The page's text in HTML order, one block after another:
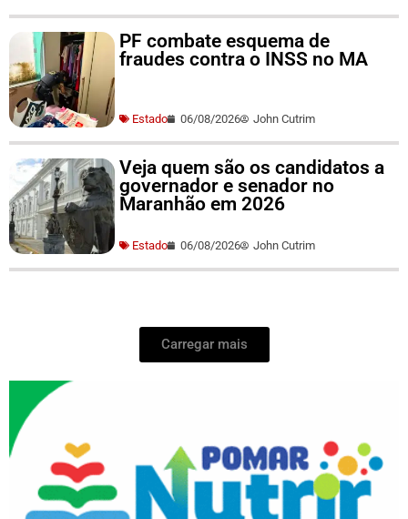
PF combate esquema de
fraudes contra o INSS no MA
Estado 06/08/2026 John Cutrim
Veja quem são os candidatos a
governador e senador no
Maranhão em 2026
Estado 06/08/2026 John Cutrim
Carregar mais